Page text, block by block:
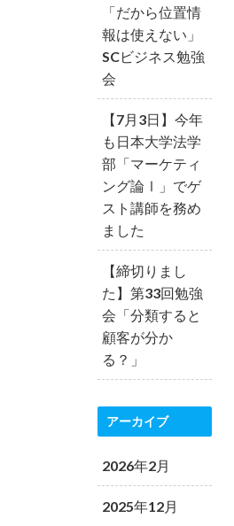
「だから位置情
報は使えない」
SCビジネス勉強
会
【7月3日】今年
も日本大学法学
部「マーケティ
ング論Ⅰ」でゲ
スト講師を務め
ました
【締切りまし
た】第33回勉強
会「分類すると
顧客が分か
る？」
アーカイブ
2026年2月
2025年12月